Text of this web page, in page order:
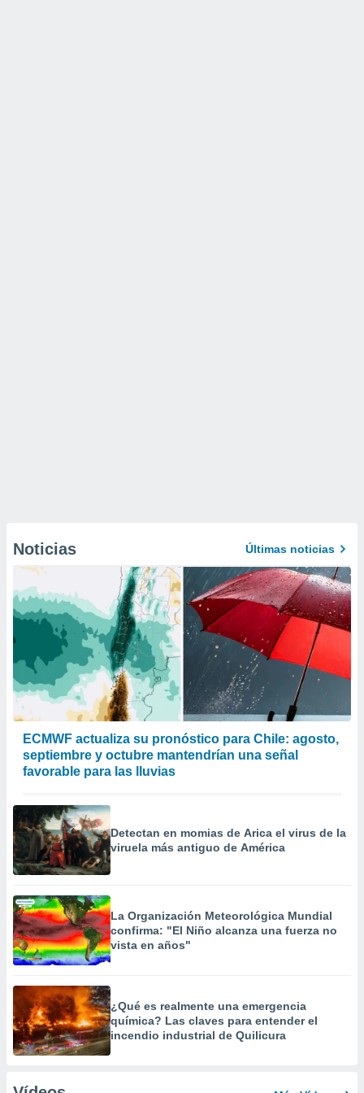
Noticias Últimas noticias
ECMWF actualiza su pronóstico para Chile: agosto,
septiembre y octubre mantendrían una señal
favorable para las lluvias
Detectan en momias de Arica el virus de la
viruela más antiguo de América
La Organización Meteorológica Mundial
confirma: "El Niño alcanza una fuerza no
vista en años"
¿Qué es realmente una emergencia
química? Las claves para entender el
incendio industrial de Quilicura